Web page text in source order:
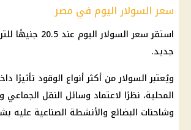
سعر السولار اليوم في مصر
استقر سعر السولار
جديد.
ويُعتبر السولار من أكثر أنواع الوقود تأثيرًا
المحلية، نظرًا لاعتماد وسائل النقل الجماعي
وشاحنات البضائع والأنشطة الصناعية